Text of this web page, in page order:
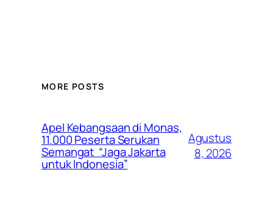
MORE POSTS
Apel Kebangsaan di Monas,
11.000 Peserta Serukan
Semangat “Jaga Jakarta
untuk Indonesia”
Agustus
8, 2026